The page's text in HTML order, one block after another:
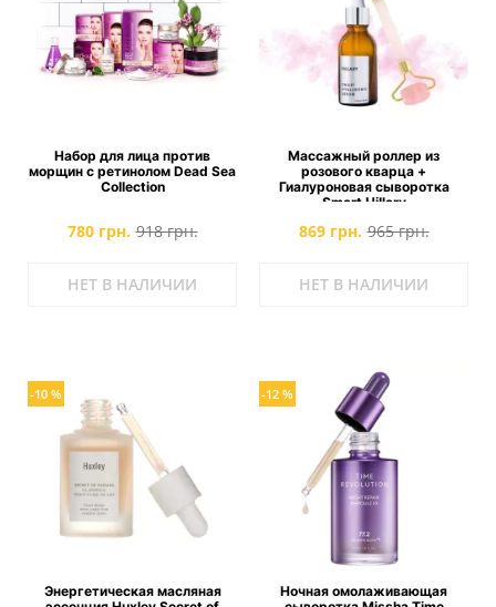
Набор для лица против
морщин с ретинолом Dead Sea
Collection
780 грн. 918 грн.
НЕТ В НАЛИЧИИ
Массажный роллер из
розового кварца +
Гиалуроновая сыворотка
Smart Hillary
869 грн. 965 грн.
НЕТ В НАЛИЧИИ
-10 %
Энергетическая масляная
-12 %
Ночная омолаживающая